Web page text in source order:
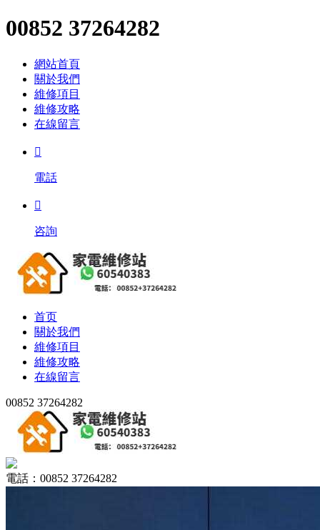
00852 37264282
網站首頁
關於我們
維修項目
維修攻略
在線留言

電話

咨詢
首页
關於我們
維修項目
維修攻略
在線留言
00852 37264282
電話：00852 37264282